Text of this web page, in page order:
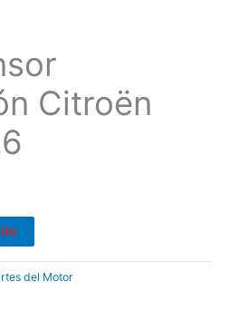
Citroën
del Motor